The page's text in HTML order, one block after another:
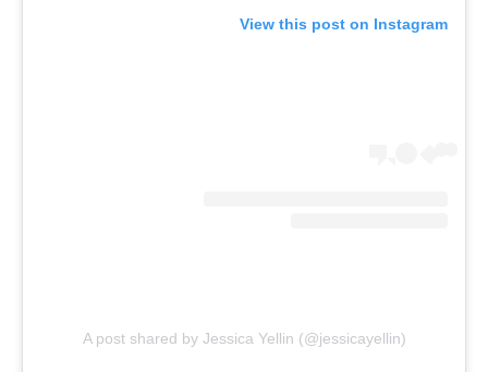
View this post on Instagram
A post shared by Jessica Yellin (@jessicayellin)